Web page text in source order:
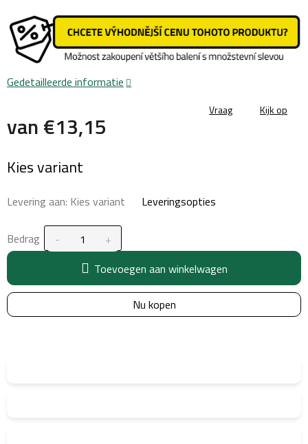
van€13,15
prijs:
Kies variant
Levering aan: Kies variant Leveringsopties
Bedrag
Toevoegen aan winkelwagen
Nu kopen
Gedetailleerde informatie
Vraag Kijk op